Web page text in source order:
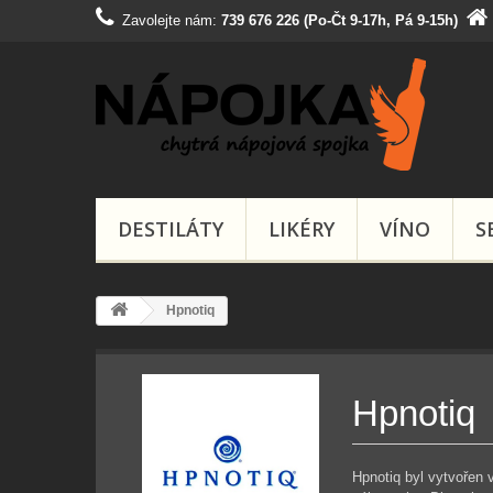
Zavolejte nám: 739 676 226 (Po-Čt 9-17h, Pá 9-15h)
DESTILÁTY LIKÉRY VÍNO
Hpnotiq
Hpnotiq
Hpnotiq byl vytvořen